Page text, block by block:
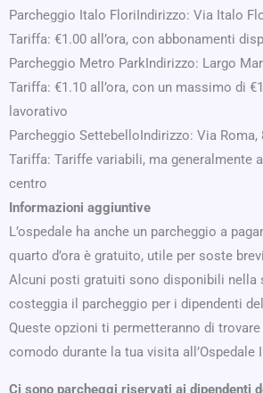
Parcheggio Italo FloriIndirizzo: Via Italo
Tariffa: €1.00 all’ora, con abbonamenti
Parcheggio Metro ParkIndirizzo: Largo
Tariffa: €1.10 all’ora, con un massimo di
lavorativo
Parcheggio SettebelloIndirizzo: Via Roma,
Tariffa: Tariffe variabili, ma generalmente
centro
Informazioni aggiuntive
L’ospedale ha anche un parcheggio a
quarto d’ora è gratuito, utile per soste
Alcuni posti gratuiti sono disponibili nella
costeggia il parcheggio per i dipendenti
Queste opzioni ti permetteranno di
comodo durante la tua visita all’Ospedale
Ci sono parcheggi riservati ai dipendenti